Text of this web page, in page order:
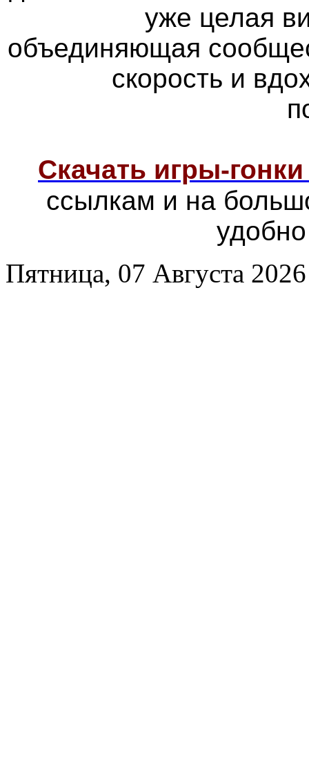
уже целая
объединяющая
скорость и
Скачать игры-
ссылкам и на
Пятница, 07 Августа 2026